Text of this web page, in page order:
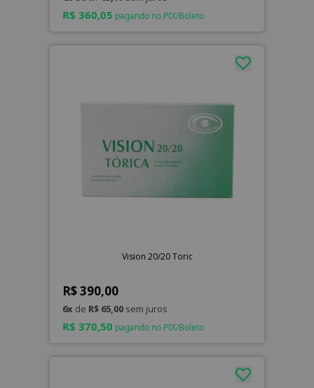
R$ 360,05 pagando no PIX/Boleto
Vision 20/20 Toric
R$ 390,00
6x de R$ 65,00sem juros
R$ 370,50 pagando no PIX/Boleto